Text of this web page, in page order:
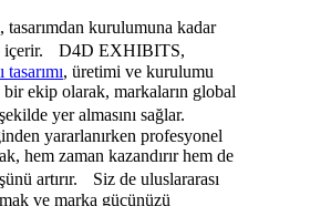
tasarımdan kurulumuna kadar
içerir. D4D EXHIBITS,
tasarımı, üretimi ve kurulumu
bir ekip olarak, markaların global
yer almasını sağlar.
yararlanırken profesyonel
hem zaman kazandırır hem de
artırır. Siz de uluslararası
ve marka gücünüzü